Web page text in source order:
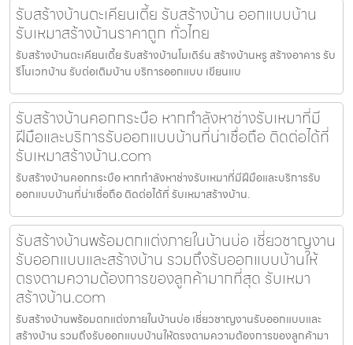
รับสร้างบ้านตะเคียนเตี้ย รับสร้างบ้าน ออกแบบบ้าน
รับเหมาสร้างบ้านราคาถูก ทั่วไทย
รับสร้างบ้านตะเคียนเตี้ย รับสร้างบ้านโมเดิร์น สร้างบ้านหรู สร้างอาคาร รับ
รีโนเวทบ้าน รับต่อเติมบ้าน บริการออกแบบ เขียนแบ
รับสร้างบ้านคอกกระบือ หากกำลังหาช่างรับเหมาที่มี
ฝีมือและบริการรับออกแบบบ้านที่น่าเชื่อถือ ติดต่อได้ที่
รับเหมาสร้างบ้าน.com
รับสร้างบ้านคอกกระบือ หากกำลังหาช่างรับเหมาที่มีฝีมือและบริการรับ
ออกแบบบ้านที่น่าเชื่อถือ ติดต่อได้ที่ รับเหมาสร้างบ้าน.
รับสร้างบ้านพร้อมตกแต่งภายในบ้านบ่อ เชี่ยวชาญงาน
รับออกแบบและสร้างบ้าน รวมถึงรับออกแบบบ้านให้
ตรงตามความต้องการของลูกค้ามากที่สุด รับเหมา
สร้างบ้าน.com
รับสร้างบ้านพร้อมตกแต่งภายในบ้านบ่อ เชี่ยวชาญงานรับออกแบบและ
สร้างบ้าน รวมถึงรับออกแบบบ้านให้ตรงตามความต้องการของลูกค้ามา